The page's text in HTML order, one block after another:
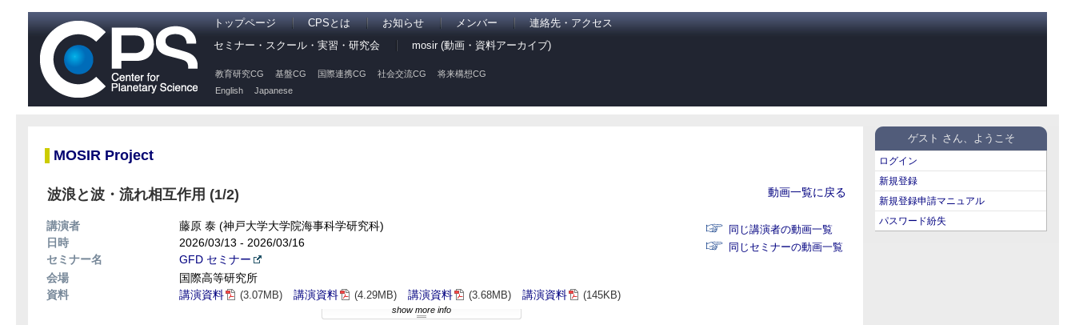
トップページ CPSとは お知らせ メンバー
連絡先・アクセス
セミナー・スクール・実習・研究会
mosir (動画・資料アーカイブ)
教育研究CG 基盤CG 国際連携CG 社会交流CG
将来構想CG
English
Japanese
ゲスト さん、ようこそ
ログイン
新規登録
新規登録申請マニュアル
パスワード紛失
MOSIR Project
動画一覧に戻る
波浪と波・流れ相互作用 (1/2)
講演者
藤原 泰 (神戸大学大学院海事科学研究科)
日時
2026/03/13 - 2026/03/16
セミナー名
GFD セミナー
同じ講演者の動画一覧
同じセミナーの動画一覧
会場
国際高等研究所
資料
講演資料 (3.07MB) 講演資料 (4.29MB) 講演資料 (3.68MB) 講演資料 (145KB)
show more info